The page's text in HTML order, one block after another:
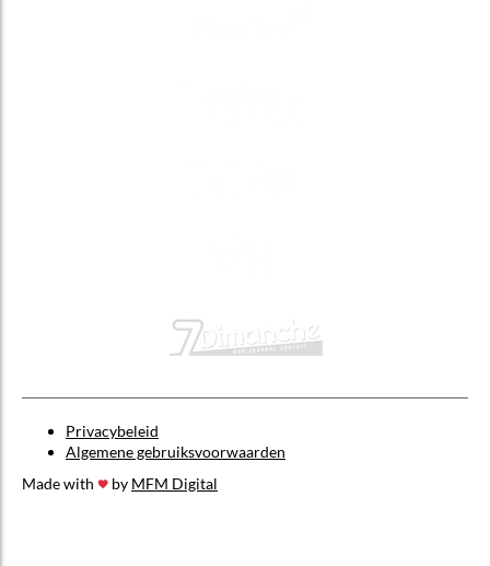
Privacybeleid
Algemene gebruiksvoorwaarden
Made with
by MFM Digital